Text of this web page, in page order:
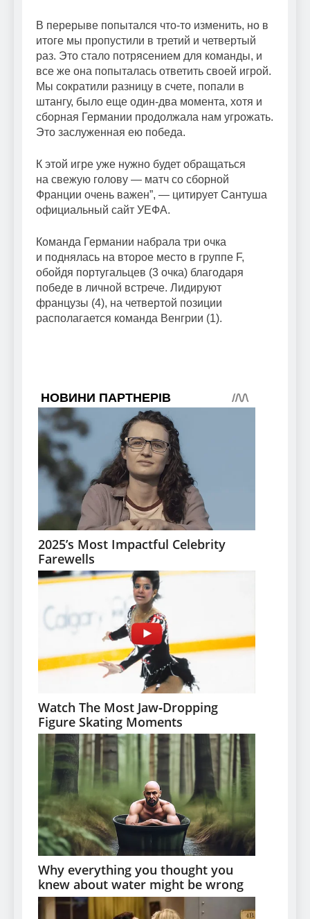
В перерыве попытался что-то изменить, но в
итоге мы пропустили в третий и четвертый
раз. Это стало потрясением для команды, и
все же она попыталась ответить своей игрой.
Мы сократили разницу в счете, попали в
штангу, было еще один-два момента, хотя и
сборная Германии продолжала нам угрожать.
Это заслуженная ею победа.
К этой игре уже нужно будет обращаться
на свежую голову — матч со сборной
Франции очень важен”, — цитирует Сантуша
официальный сайт УЕФА.
Команда Германии набрала три очка
и поднялась на второе место в группе F,
обойдя португальцев (3 очка) благодаря
победе в личной встрече. Лидируют
французы (4), на четвертой позиции
располагается команда Венгрии (1).